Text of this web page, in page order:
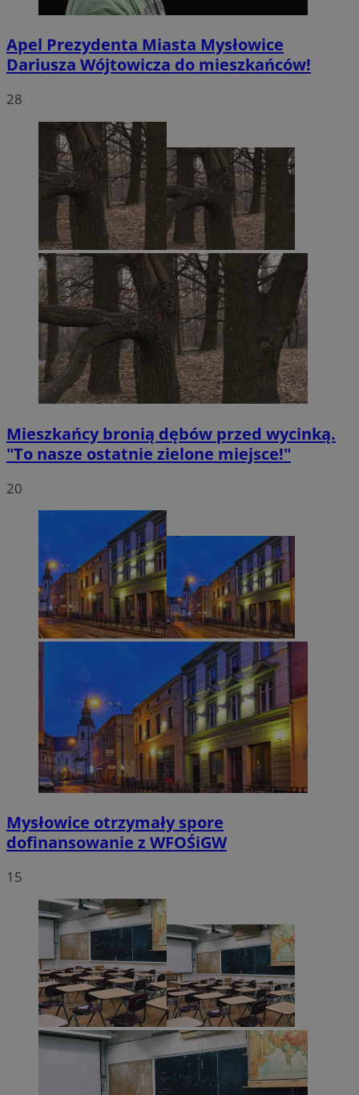
Apel Prezydenta Miasta Mysłowice
Dariusza Wójtowicza do mieszkańców!
28
Mieszkańcy bronią dębów przed wycinką.
"To nasze ostatnie zielone miejsce!"
20
Mysłowice otrzymały spore
dofinansowanie z WFOŚiGW
15